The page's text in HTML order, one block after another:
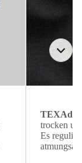
TEXAdri
trocken
Es